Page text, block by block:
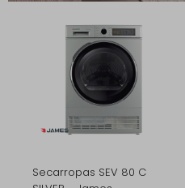
Secarropas SEV 80 C